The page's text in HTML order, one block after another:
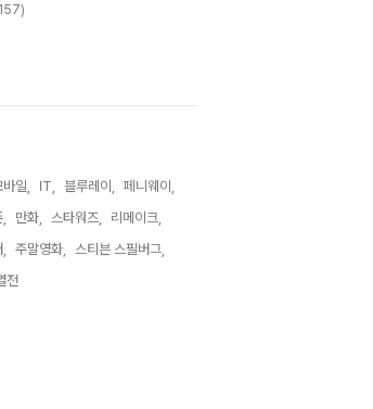
일, IT, 블루레이,
페니웨이,
만화, 스타워즈,
리메이크,
주말영화,
스티븐 스필버그,
전,